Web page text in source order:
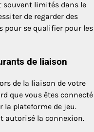
souvent limités dans le
de regarder des
pour se qualifier pour les
de liaison
de la liaison de votre
que vous êtes connecté
la plateforme de jeu.
autorisé la connexion.